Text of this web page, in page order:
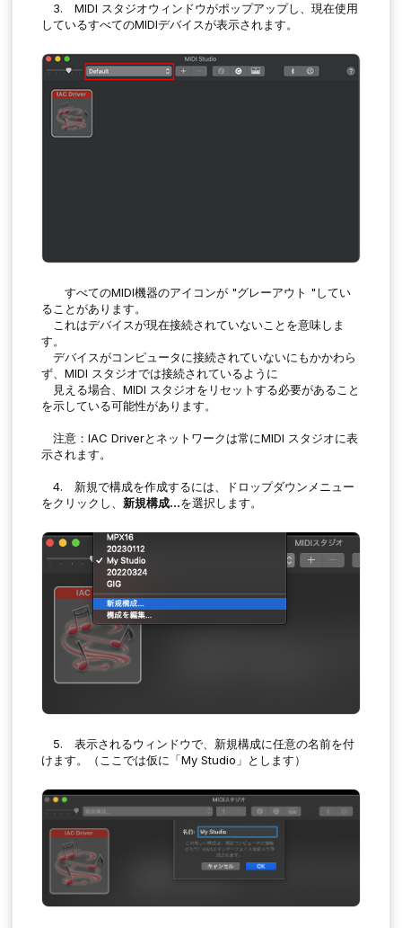
3. MIDI スタジオウィンドウがポップアップし、現在使用
しているすべてのMIDIデバイスが表示されます。
すべてのMIDI機器のアイコンが "グレーアウト "してい
ることがあります。
これはデバイスが現在接続されていないことを意味しま
す。
デバイスがコンピュータに接続されていないにもかかわら
ず、MIDI スタジオでは接続されているように
見える場合、MIDI スタジオをリセットする必要があること
を示している可能性があります。
注意：IAC Driverとネットワークは常にMIDI スタジオに表
示されます。
4. 新規で構成を作成するには、ドロップダウンメニュー
をクリックし、 新規構成...を選択します。
5. 表示されるウィンドウで、新規構成に任意の名前を付
けます。（ここでは仮に「My Studio」とします）